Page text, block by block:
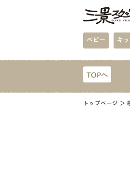
ベビー キ
TOPへ
トップページ ＞